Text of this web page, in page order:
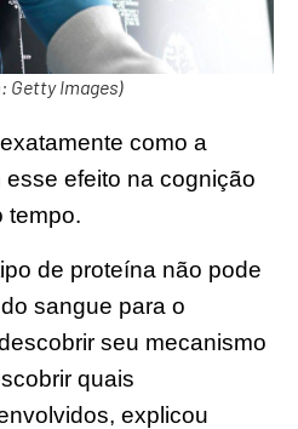
Getty Images)
como a
efeito na cognição
tempo.
de proteína não pode
sangue para o
seu mecanismo
quais
explicou